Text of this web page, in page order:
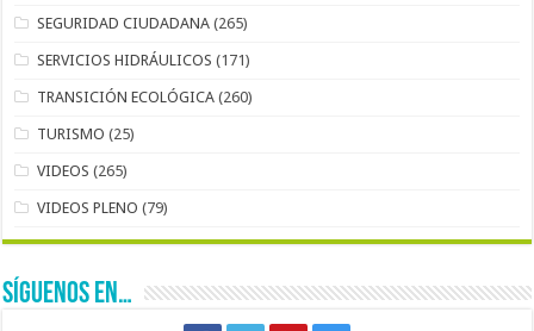
SEGURIDAD CIUDADANA (265)
SERVICIOS HIDRÁULICOS (171)
TRANSICIÓN ECOLÓGICA (260)
TURISMO (25)
VIDEOS (265)
VIDEOS PLENO (79)
SÍGUENOS EN…